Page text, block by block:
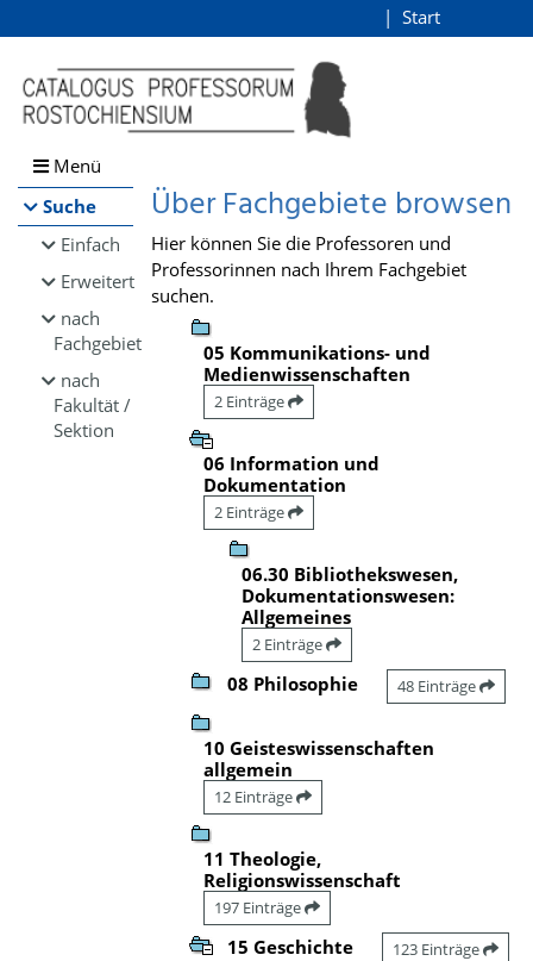
Browsen
direkt zum Inhalt
Start
Menü
Suche
Einfach
Erweitert
nach
Fachgebiet
nach
Fakultät /
Sektion
Über Fachgebiete browsen
Hier können Sie die Professoren und
Professorinnen nach Ihrem Fachgebiet
suchen.
05 Kommunikations- und
Medienwissenschaften
2 Einträge
06 Information und
Dokumentation
2 Einträge
06.30 Bibliothekswesen,
Dokumentationswesen:
Allgemeines
2 Einträge
08 Philosophie 48 Einträge
10 Geisteswissenschaften
allgemein
12 Einträge
11 Theologie,
Religionswissenschaft
197 Einträge
15 Geschichte 123 Einträge